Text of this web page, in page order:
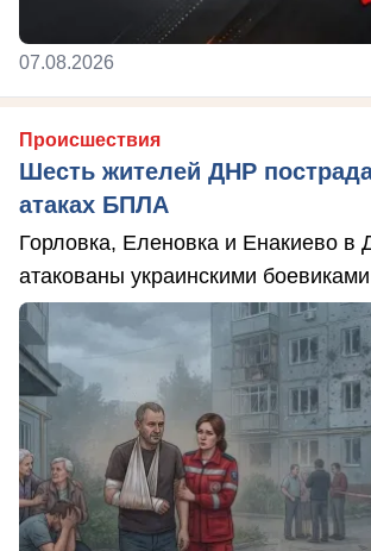
07.08.2026
Происшествия
Шесть жителей ДНР
атаках БПЛА
Горловка, Еленовка и Енакиево в
атакованы украинскими боевиками